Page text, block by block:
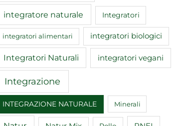
integratore naturale Integratori
integratori alimentari integratori biologici
Integratori Naturali integratori vegani
Integrazione
INTEGRAZIONE NATURALE Minerali